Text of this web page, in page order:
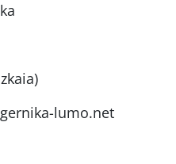
lumo.net